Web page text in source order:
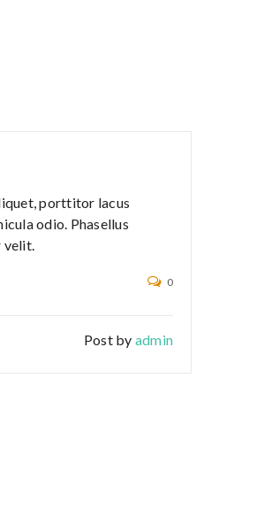
porttitor lacus
odio. Phasellus
velit.
0
Post by admin